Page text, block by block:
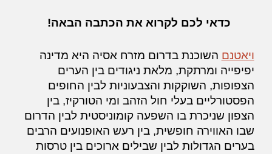
כדאי לכם לקרוא את הכתבה הבאה!
ויאטנם השוכנת בדרום מזרח אסיה היא מדינה
יפיפייה ומרתקת, מלאת ניגודים בין הערים
הצפופות, השוקקות והצבעוניות לבין החופים
הפסטורליים בעלי חול הזהב ומי הטורקיז, בין
הצפון שניכרת בו השפעה קומוניסטית לבין הדרום
שבו האווירה חופשית, בין רעש האופנועים הרבים
בערים הגדולות לבין שבילים ארוכים בין טרסות